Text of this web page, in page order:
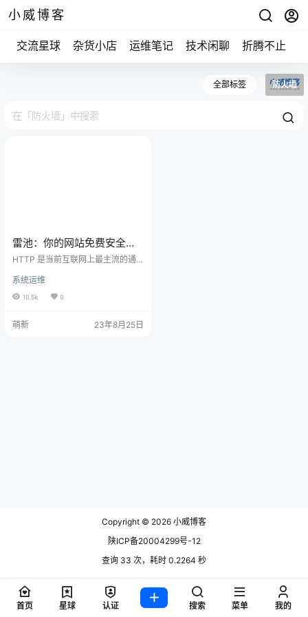
小威博客
交流星球 杂货小店 运维笔记 技术闲聊 折腾不止
全部标签 防火墙
雷池：你的网站免费安全卫
士
HTTP 是当前互联网上最主流的通
使用建站工具轻松搭建一个新的网
站。今天推荐给大家的就是这样一
发布三个多月就斩获了 3K Star。
系统运维
10.5k 0
萌新 23年8月25日
Copyright © 2026 小威博客
陕ICP备20004299号-12
查询 33 次，耗时 0.2264 秒
首页 星球 认证 搜索 菜单 我的